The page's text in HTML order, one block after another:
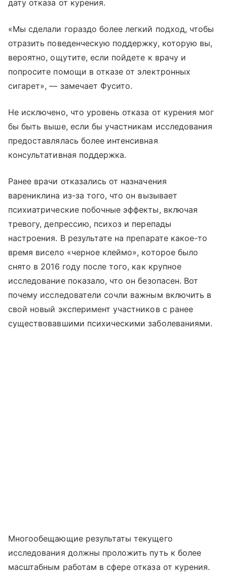
дату отказа от курения.
«Мы сделали гораздо более легкий подход, чтобы
отразить поведенческую поддержку, которую вы,
вероятно, ощутите, если пойдете к врачу и
попросите помощи в отказе от электронных
сигарет», — замечает Фусито.
Не исключено, что уровень отказа от курения мог
бы быть выше, если бы участникам исследования
предоставлялась более интенсивная
консультативная поддержка.
Ранее врачи отказались от назначения
варениклина из-за того, что он вызывает
психиатрические побочные эффекты, включая
тревогу, депрессию, психоз и перепады
настроения. В результате на препарате какое-то
время висело «черное клеймо», которое было
снято в 2016 году после того, как крупное
исследование показало, что он безопасен. Вот
почему исследователи сочли важным включить в
свой новый эксперимент участников с ранее
существовавшими психическими заболеваниями.
Многообещающие результаты текущего
исследования должны проложить путь к более
масштабным работам в сфере отказа от курения.